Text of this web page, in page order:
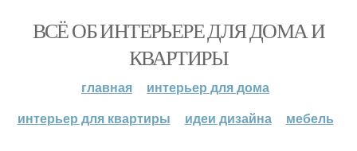
ВСЁ ОБ ИНТЕРЬЕРЕ ДЛЯ ДОМА И
КВАРТИРЫ
главная
интерьер для дома
интерьер для квартиры
идеи дизайна мебель